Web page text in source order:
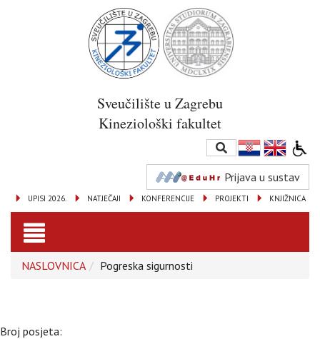
Sveučilište u Zagrebu
Kineziološki fakultet
Prijava u sustav
KNJIŽNICA
PROJEKTI
KONFERENCIJE
NATJEČAJI
UPISI 2026.
Toggle
navigation
NASLOVNICA Pogreska sigurnosti
Broj posjeta: